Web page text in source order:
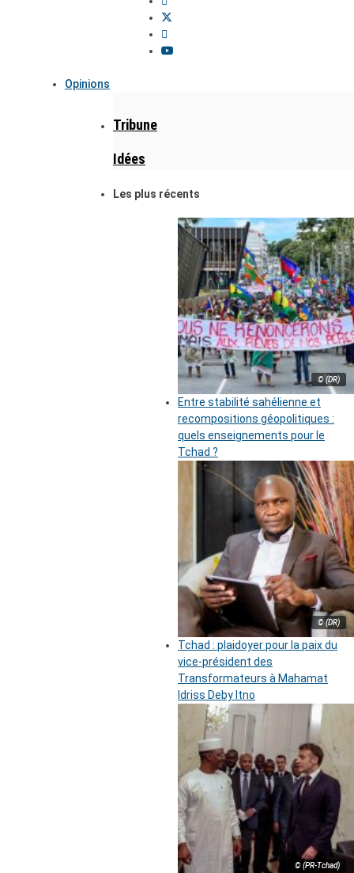
Opinions
Tribune
Idées
Les plus récents
© (DR)
Entre stabilité sahélienne et
recompositions géopolitiques :
quels enseignements pour le
Tchad ?
© (DR)
Tchad : plaidoyer pour la paix du
vice-président des
Transformateurs à Mahamat
Idriss Deby Itno
© (PR-Tchad)